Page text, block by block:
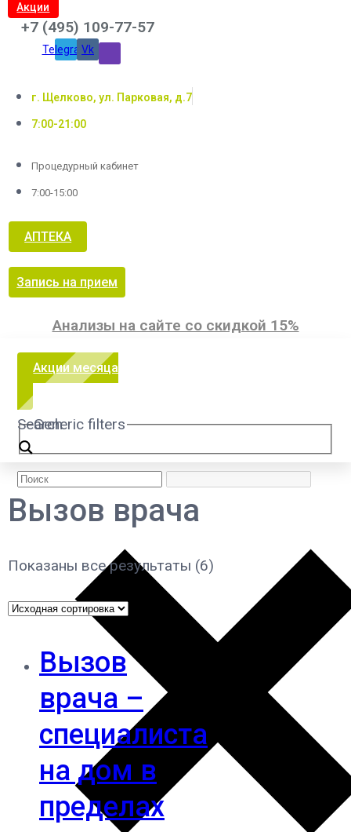
Акции
+7 (495) 109-77-57
TelegramVk
г. Щелково, ул. Парковая, д.7
7:00-21:00
Процедурный кабинет
7:00-15:00
АПТЕКА
Запись на прием
Анализы на сайте со скидкой 15%
Акции месяца
Search
Generic filters
Вызов врача
Показаны все результаты (6)
Вызов
врача –
специалиста
на дом в
пределах